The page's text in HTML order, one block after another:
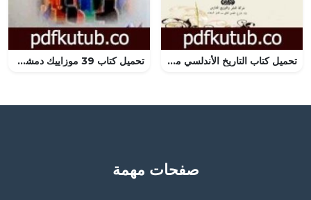
تحميل كتاب التاريخ الأندلسي من خلال النصوص PDF تأليف إبراهيم القادري بوتشيش مجانا [كامل] تحميل كتاب 39 موزاييك دمشق PDF تأليف فواز حداد مجانا [كامل]
صفحات مهمة